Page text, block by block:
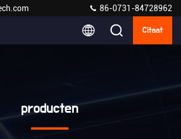
86-0731-84728962
Citaat
producten